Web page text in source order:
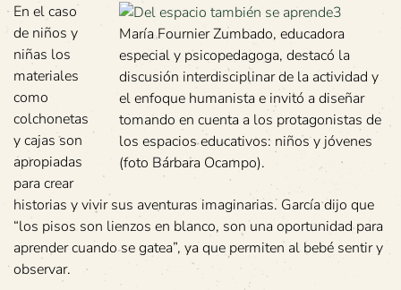
María Fournier Zumbado, educadora
especial y psicopedagoga, destacó la
discusión interdisciplinar de la actividad y
el enfoque humanista e invitó a diseñar
tomando en cuenta a los protagonistas de
los espacios educativos: niños y jóvenes
(foto Bárbara Ocampo).
En el caso
de niños y
niñas los
materiales
como
colchonetas
y cajas son
apropiadas
para crear
historias y vivir sus aventuras imaginarias. García dijo que
“los pisos son lienzos en blanco, son una oportunidad para
aprender cuando se gatea”, ya que permiten al bebé sentir y
observar.